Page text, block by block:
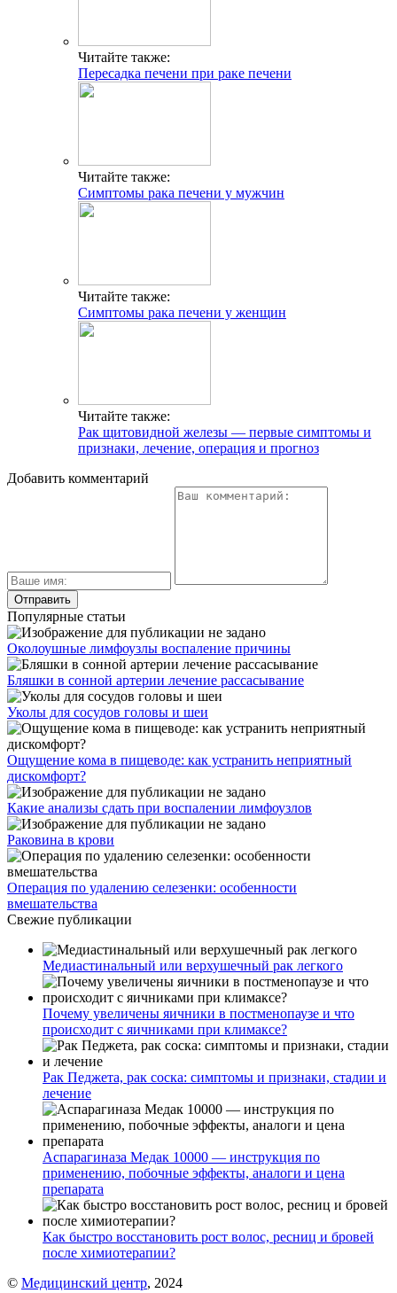
Читайте также:
Пересадка печени при раке печени
Читайте также:
Симптомы рака печени у мужчин
Читайте также:
Симптомы рака печени у женщин
Читайте также:
Рак щитовидной железы — первые симптомы и
признаки, лечение, операция и прогноз
Добавить комментарий
Популярные статьи
Околоушные лимфоузлы воспаление причины
Бляшки в сонной артерии лечение рассасывание
Уколы для сосудов головы и шеи
Ощущение кома в пищеводе: как устранить неприятный
дискомфорт?
Какие анализы сдать при воспалении лимфоузлов
Раковина в крови
Операция по удалению селезенки: особенности
вмешательства
Свежие публикации
Медиастинальный или верхушечный рак легкого
Почему увеличены яичники в постменопаузе и что
происходит с яичниками при климаксе?
Рак Педжета, рак соска: симптомы и признаки, стадии и
лечение
Аспарагиназа Медак 10000 — инструкция по
применению, побочные эффекты, аналоги и цена
препарата
Как быстро восстановить рост волос, ресниц и бровей
после химиотерапии?
© Медицинский центр, 2024